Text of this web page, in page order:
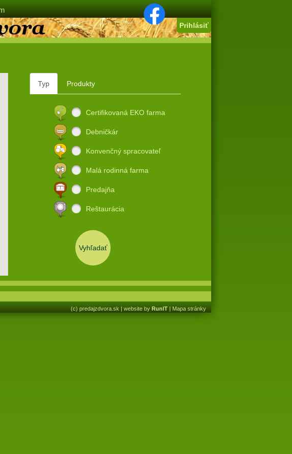
Prihlásiť
Typ Produkty
Certifikovaná EKO farma
Debničkár
Konvenčný spracovateľ
Malá rodinná farma
Predajňa
Reštaurácia
Vyhľadať
(c) predajzdvora.sk | website by RunIT | Mapa stránky